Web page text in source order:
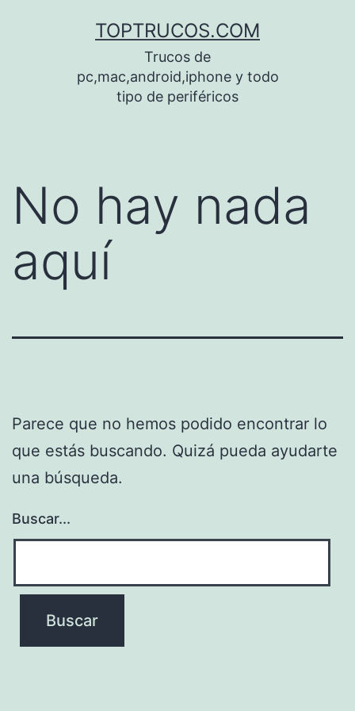
TOPTRUCOS.COM
Trucos de
pc,mac,android,iphone y todo
tipo de periféricos
No hay nada
aquí
Parece que no hemos podido encontrar lo
que estás buscando. Quizá pueda ayudarte
una búsqueda.
Buscar...